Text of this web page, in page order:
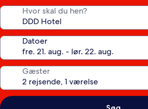
Hvor skal du hen?
Datoer
Gæster